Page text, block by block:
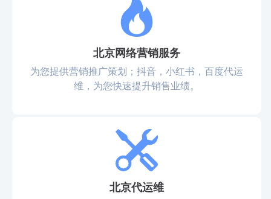
北京网络营销服务
为您提供营销推广策划；抖音，小红书，百度代运
维，为您快速提升销售业绩。
北京代运维